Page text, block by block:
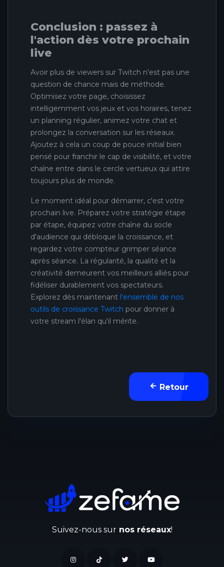
Conclusion : passez à
l'action dès votre prochain
live
Avoir plus de viewers sur Twitch n'est pas une
question de chance mais de méthode.
Optimisez votre page, choisissez
intelligemment vos jeux et vos horaires, tenez
un planning régulier, animez votre chat et
prolongez la conversation sur les réseaux.
Ajoutez à cela un coup de pouce initial bien
pensé pour franchir le cap de visibilité, et votre
chaîne entre dans le cercle vertueux qui attire
toujours plus de monde.
Le moment idéal pour démarrer, c'est votre
prochain live. Préparez votre stratégie étape
par étape, équipez votre chaîne du socle
d'audience qui débloque la croissance, et
regardez votre compteur grimper séance
après séance. La régularité, la qualité et la
créativité demeurent vos meilleurs alliés pour
fidéliser durablement vos spectateurs.
Explorez dès maintenant l'ensemble de nos
outils de croissance Twitch pour donner à
votre stream l'élan qu'il mérite.
Retour
Suivez-nous surnos réseaux!